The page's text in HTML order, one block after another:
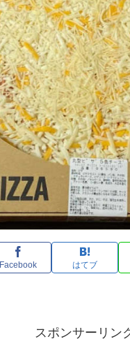
Facebook はてブ
スポンサーリン